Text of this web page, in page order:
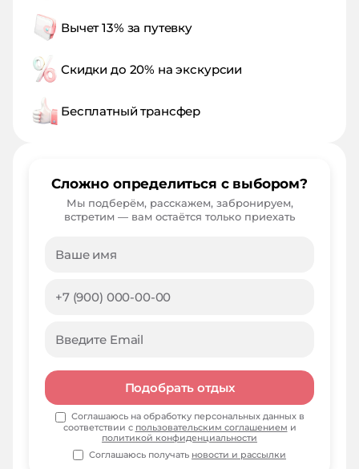
Вычет 13% за путевку
Скидки до 20% на экскурсии
Бесплатный трансфер
Сложно определиться с выбором?
Мы подберём, расскажем, забронируем,
встретим — вам остаётся только приехать
Подобрать отдых
Соглашаюсь на обработку персональных данных в
соответствии с пользовательским соглашением и
политикой конфиденциальности
Соглашаюсь получать новости и рассылки